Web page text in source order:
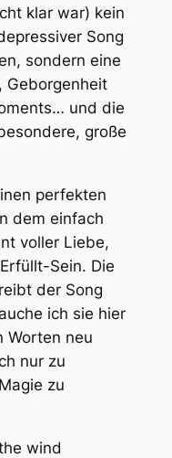
klar war) kein
Song
sondern eine
Geborgenheit
und die
große
perfekten
dem einfach
voller Liebe,
Sein. Die
der Song
ich sie hier
Worten neu
nur zu
zu
wind